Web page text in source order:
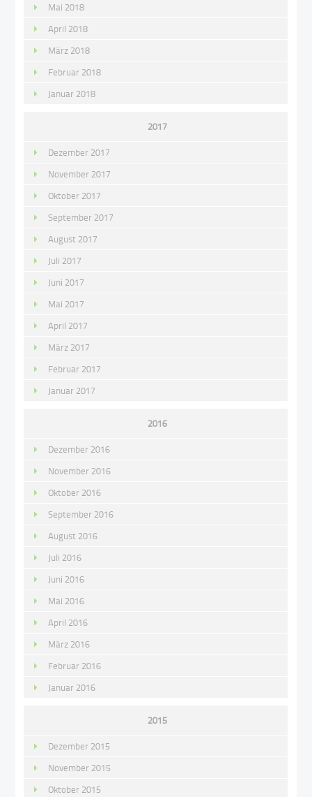
Mai 2018
April 2018
März 2018
Februar 2018
Januar 2018
2017
Dezember 2017
November 2017
Oktober 2017
September 2017
August 2017
Juli 2017
Juni 2017
Mai 2017
April 2017
März 2017
Februar 2017
Januar 2017
2016
Dezember 2016
November 2016
Oktober 2016
September 2016
August 2016
Juli 2016
Juni 2016
Mai 2016
April 2016
März 2016
Februar 2016
Januar 2016
2015
Dezember 2015
November 2015
Oktober 2015